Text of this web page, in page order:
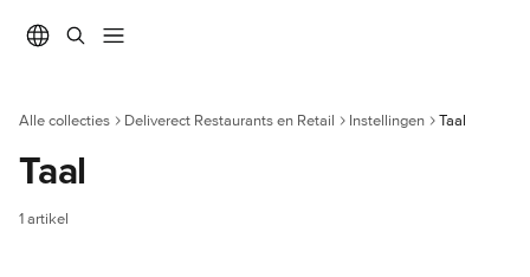
Alle collecties Deliverect Restaurants en Retail Instellingen Taal
Taal
1 artikel